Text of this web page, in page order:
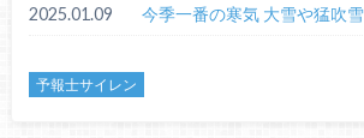
2025.01.09 今季一番の寒気 大雪や猛吹
予報士サイレン